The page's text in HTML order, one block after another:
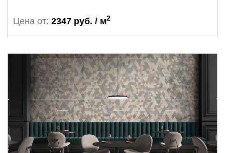
Цена от: 2347 руб. / м2